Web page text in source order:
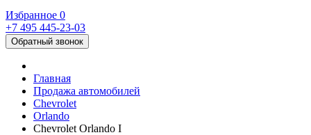
Избранное 0
+7 495 445-23-03
Обратный звонок
Главная
Продажа автомобилей
Chevrolet
Orlando
Chevrolet Orlando I